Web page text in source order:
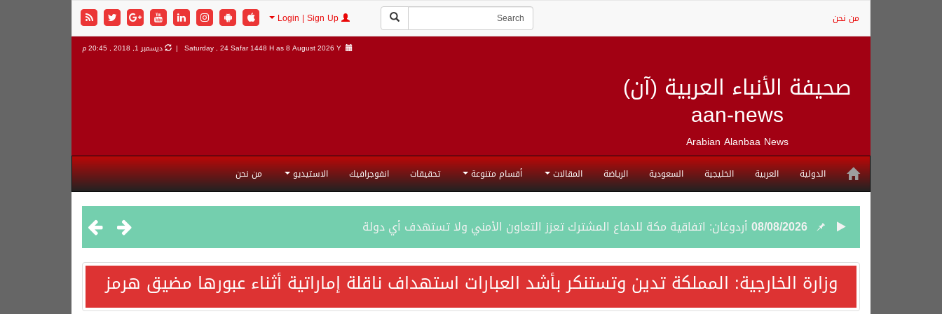
من نحن
صحيفة الأنباء العربية (آن)
aan-news
Arabian Alanbaa News
Saturday , 24 Safar 1448 H as8 August 2026 Y | ديسمبر 1, 2018 , 20:45 م
الدولية العربية الخليجية السعودية الرياضة المقالات أقسام متنوعة تحقيقات انفوجرافيك الاستيديو من نحن
08/08/2026 أردوغان: اتفاقية مكة للدفاع المشترك تعزز التعاون الأمني ولا تستهدف أي دولة
08/08/2026سمو وزير الخارجية : اتفاقية مكة تعكس الإرادة السياسية لحماية أمن المنطقة
وزارة الخارجية: المملكة تدين وتستنكر بأشد العبارات استهداف ناقلة إماراتية أثناء عبورها مضيق هرمز